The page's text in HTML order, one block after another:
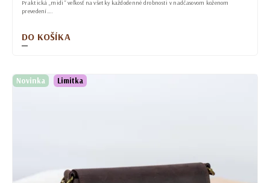
DO KOŠÍKA
Praktická „midi“ veľkosť na všetky každodenné drobnosti v nadčasovom koženom
prevedení....
Novinka Limitka